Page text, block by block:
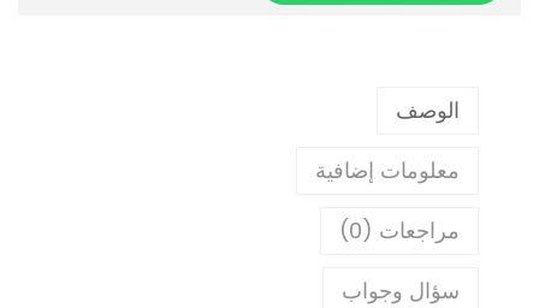
الوصف
معلومات إضافية
مراجعات (0)
سؤال وجواب